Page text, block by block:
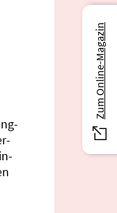
Zum Online-Magazin